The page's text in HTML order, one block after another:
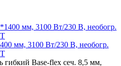
мм, 3100 Вт/230 В, необогр.
гибкий Base-flex сеч. 8,5 мм,